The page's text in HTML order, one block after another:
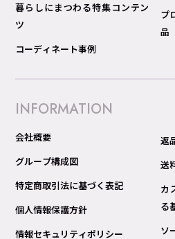
暮らしにまつわる特集コンテン
ツ
コーディネート事例
プ
品
INFORMATION
会社概要
グループ構成図
特定商取引法に基づく表記
個人情報保護方針
情報セキュリティポリシー
返
送
カ
る
ソ